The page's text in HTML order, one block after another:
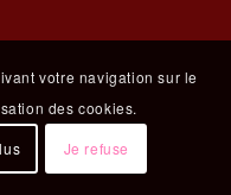
votre navigation sur le
des cookies.
Je refuse